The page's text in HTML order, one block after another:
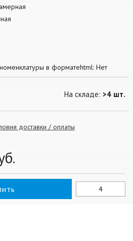
в форматеhtml: Нет
На складе: >4 шт.
доставки / оплаты